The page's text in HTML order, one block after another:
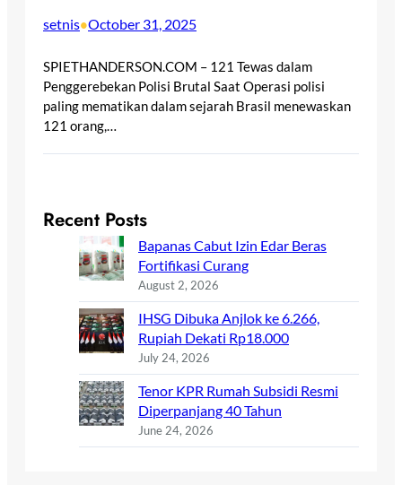
setnis•October 31, 2025
SPIETHANDERSON.COM – 121 Tewas dalam
Penggerebekan Polisi Brutal Saat Operasi polisi
paling mematikan dalam sejarah Brasil menewaskan
121 orang,…
Recent Posts
Bapanas Cabut Izin Edar Beras
Fortifikasi Curang
August 2, 2026
IHSG Dibuka Anjlok ke 6.266,
Rupiah Dekati Rp18.000
July 24, 2026
Tenor KPR Rumah Subsidi Resmi
Diperpanjang 40 Tahun
June 24, 2026